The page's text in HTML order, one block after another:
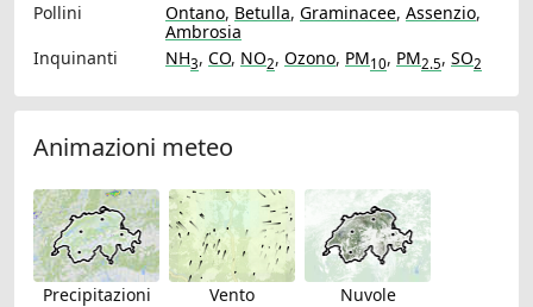
Pollini
Ontano, Betulla, Graminacee, Assenzio,
Ambrosia
Inquinanti
NH3, CO, NO2, Ozono, PM10, PM2.5, SO2
Animazioni meteo
Precipitazioni Vento Nuvole